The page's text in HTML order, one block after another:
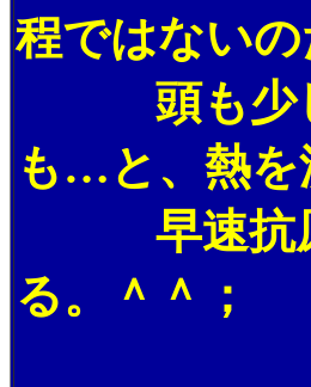
程ではない
頭も少し
も…と、熱を
早速抗原
る。＾＾；